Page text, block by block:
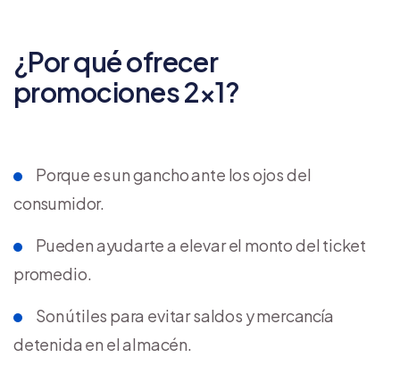
¿Por qué ofrecer
promociones 2×1?
Porque es un gancho ante los ojos del
consumidor.
Pueden ayudarte a elevar el monto del ticket
promedio.
Son útiles para evitar saldos y mercancía
detenida en el almacén.